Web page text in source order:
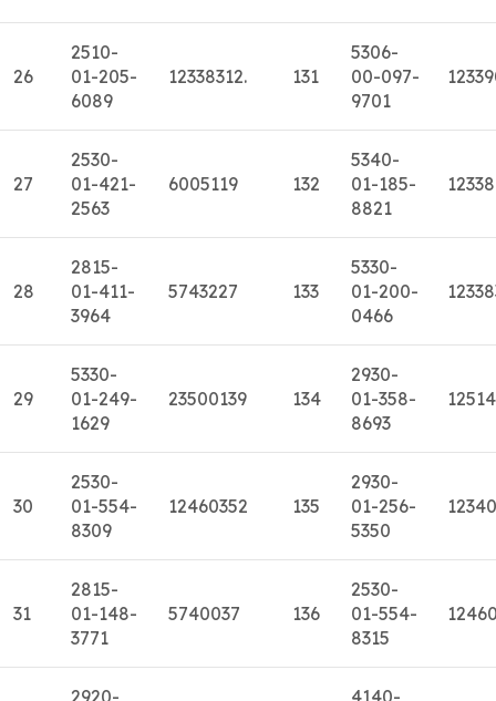
26
2510-
01-205-
6089
12338312. 131
5306-
00-097-
9701
27
2530-
01-421-
2563
6005119 132
5340-
01-185-
8821
28
2815-
01-411-
3964
5743227 133
5330-
01-200-
0466
29
5330-
01-249-
1629
23500139 134
2930-
01-358-
8693
30
2530-
01-554-
8309
12460352 135
2930-
01-256-
5350
31
2815-
01-148-
3771
5740037 136
2530-
01-554-
8315
2920-
4140-